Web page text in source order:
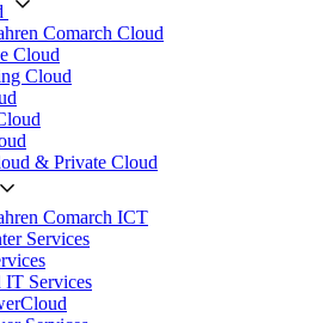
Comarch Cloud
Cloud
Cloud
& Private Cloud
Comarch ICT
Services
IT Services